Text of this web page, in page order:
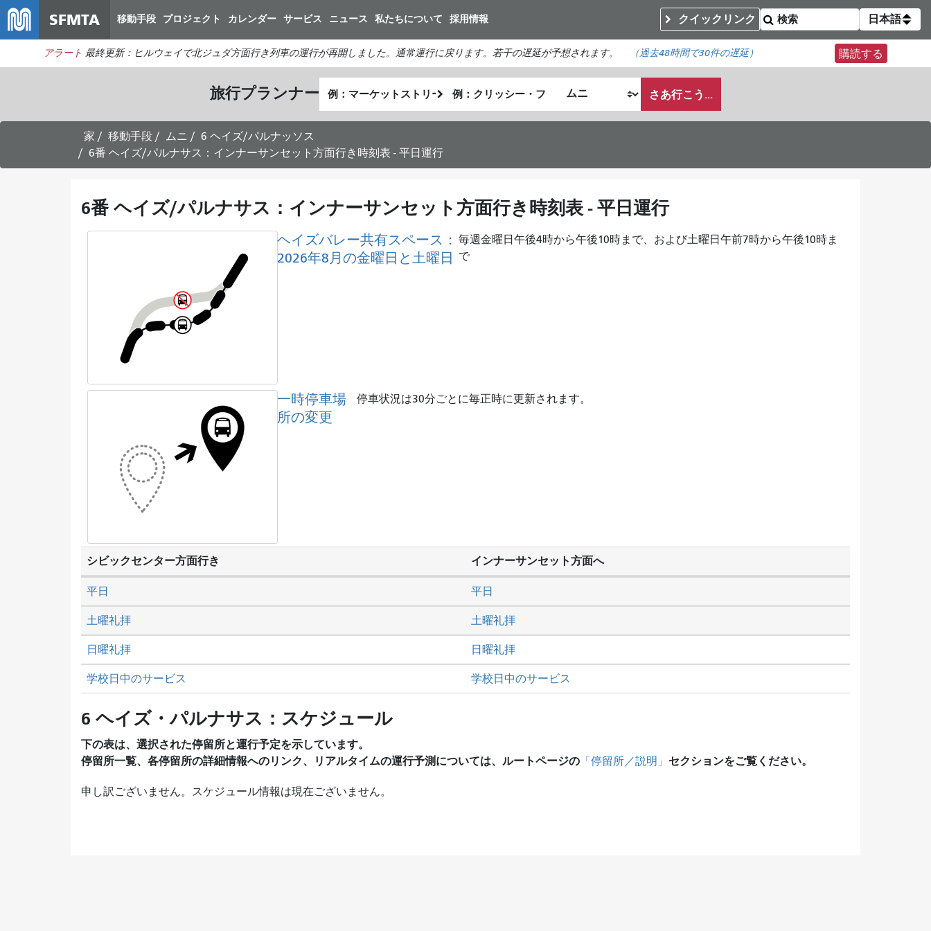
イ
ン
コ
ン
テ
ン
ツ
SFMTA 移動手段 プロジェクト カレンダー サービス ニュース 私たちについて 採用情報 クイックリンク 日本語
アラート 最終更新：ヒルウェイで北ジュダ方面行き列車の運行が再開しました。通常運行に戻ります。若干の遅延が予想されます。 （過去48時間で30件の遅延） 購読する
旅行プランナー 出
発
地
終
了
地
が
よ
に
旅
し
さあ行こう...
家 移動手段 ムニ
6 ヘイズ/パルナッソス
6番 ヘイズ/パルナサス：インナーサンセット方面行き時刻表 - 平日運行
6番 ヘイズ/パルナサス：インナーサンセット方面行き時刻表 - 平日運行
ヘイズバレー共有スペース：
2026年8月の金曜日と土曜日
毎週金曜日午後4時から午後10時まで、および土曜日午前7時から午後10時ま
で
一時停車場
所の変更
停車状況は30分ごとに毎正時に更新されます。
シビックセンター方面行き インナーサンセット方面へ
土曜礼拝 土曜礼拝
日曜礼拝 日曜礼拝
平日 平日
学校日中のサービス 学校日中のサービス
6 ヘイズ・パルナサス：スケジュール
下の表は、選択された停留所と運行予定を示しています。
停留所一覧、各停留所の詳細情報へのリンク、リアルタイムの運行予測については、ルートページの 「停留所／説明」 セクションをご覧ください。
申し訳ございません。スケジュール情報は現在ございません。